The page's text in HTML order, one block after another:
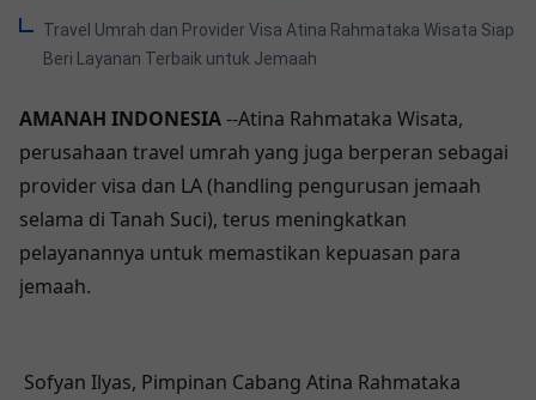
Travel Umrah dan Provider Visa Atina Rahmataka Wisata Siap
Beri Layanan Terbaik untuk Jemaah
AMANAH INDONESIA--Atina Rahmataka Wisata,
perusahaan travel umrah yang juga berperan sebagai
provider visa dan LA (handling pengurusan jemaah
selama di Tanah Suci), terus meningkatkan
pelayanannya untuk memastikan kepuasan para
jemaah.
Sofyan Ilyas, Pimpinan Cabang Atina Rahmataka